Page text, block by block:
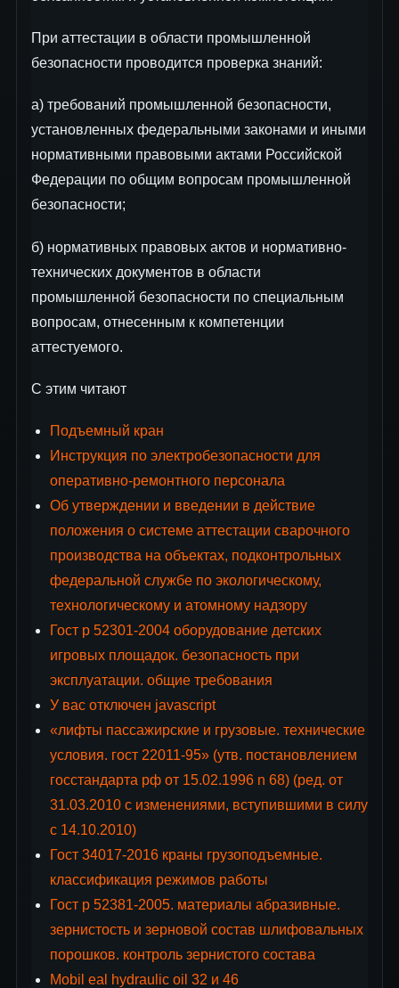
При аттестации в области промышленной
безопасности проводится проверка знаний:
а) требований промышленной безопасности,
установленных федеральными законами и иными
нормативными правовыми актами Российской
Федерации по общим вопросам промышленной
безопасности;
б) нормативных правовых актов и нормативно-
технических документов в области
промышленной безопасности по специальным
вопросам, отнесенным к компетенции
аттестуемого.
С этим читают
Подъемный кран
Инструкция по электробезопасности для
оперативно-ремонтного персонала
Об утверждении и введении в действие
положения о системе аттестации сварочного
производства на объектах, подконтрольных
федеральной службе по экологическому,
технологическому и атомному надзору
Гост р 52301-2004 оборудование детских
игровых площадок. безопасность при
эксплуатации. общие требования
У вас отключен javascript
«лифты пассажирские и грузовые. технические
условия. гост 22011-95» (утв. постановлением
госстандарта рф от 15.02.1996 n 68) (ред. от
31.03.2010 с изменениями, вступившими в силу
с 14.10.2010)
Гост 34017-2016 краны грузоподъемные.
классификация режимов работы
Гост р 52381-2005. материалы абразивные.
зернистость и зерновой состав шлифовальных
порошков. контроль зернистого состава
Mobil eal hydraulic oil 32 и 46